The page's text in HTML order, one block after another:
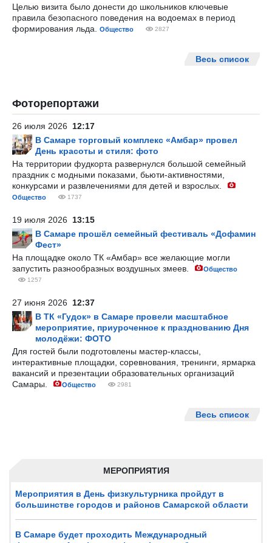
МЕРОПРИЯТИЯ
Мероприятия в День физкультурника пройдут в
большинстве городов и районов Самарской области
В Самаре будет проходить Международный
Целью визита было донести до школьников ключевые
правила безопасного поведения на водоемах в период
формирования льда.
Общество 2827
Весь список
Фоторепортажи
26 июля 2026 12:17
В Самаре торговый комплекс «Амбар» провел
День красоты и стиля: фото
На территории фудкорта развернулся большой семейный
праздник с модными показами, бьюти-активностями,
конкурсами и развлечениями для детей и взрослых.
Общество 1737
19 июля 2026 13:15
В Самаре прошёл семейный фестиваль «Дофамин
Фест»
На площадке около ТК «Амбар» все желающие могли
запустить разнообразных воздушных змеев.
Общество
1257
27 июня 2026 12:37
В ТК «Гудок» в Самаре провели масштабное
мероприятие, приуроченное к празднованию Дня
молодёжи: ФОТО
Для гостей были подготовлены мастер-классы,
интерактивные площадки, соревнования, тренинги, ярмарка
вакансий и презентации образовательных организаций
Самары.
Общество 2981
Весь список